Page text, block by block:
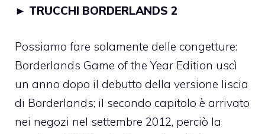
► TRUCCHI BORDERLANDS 2
Possiamo fare solamente delle congetture:
Borderlands Game of the Year Edition uscì
un anno dopo il debutto della versione liscia
di Borderlands; il secondo capitolo è arrivato
nei negozi nel settembre 2012, perciò la